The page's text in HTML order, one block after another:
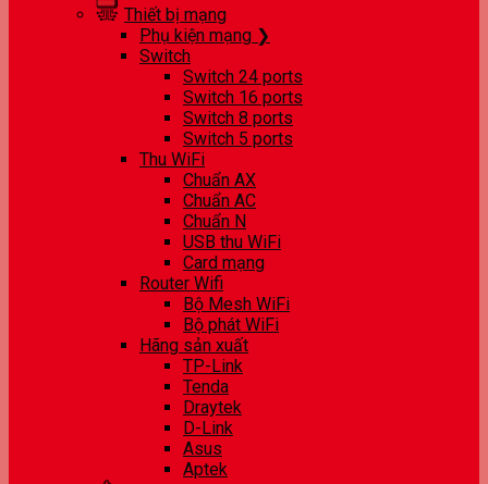
Thiết bị mạng
Phụ kiện mạng ❯
Switch
Switch 24 ports
Switch 16 ports
Switch 8 ports
Switch 5 ports
Thu WiFi
Chuẩn AX
Chuẩn AC
Chuẩn N
USB thu WiFi
Card mạng
Router Wifi
Bộ Mesh WiFi
Bộ phát WiFi
Hãng sản xuất
TP-Link
Tenda
Draytek
D-Link
Asus
Aptek